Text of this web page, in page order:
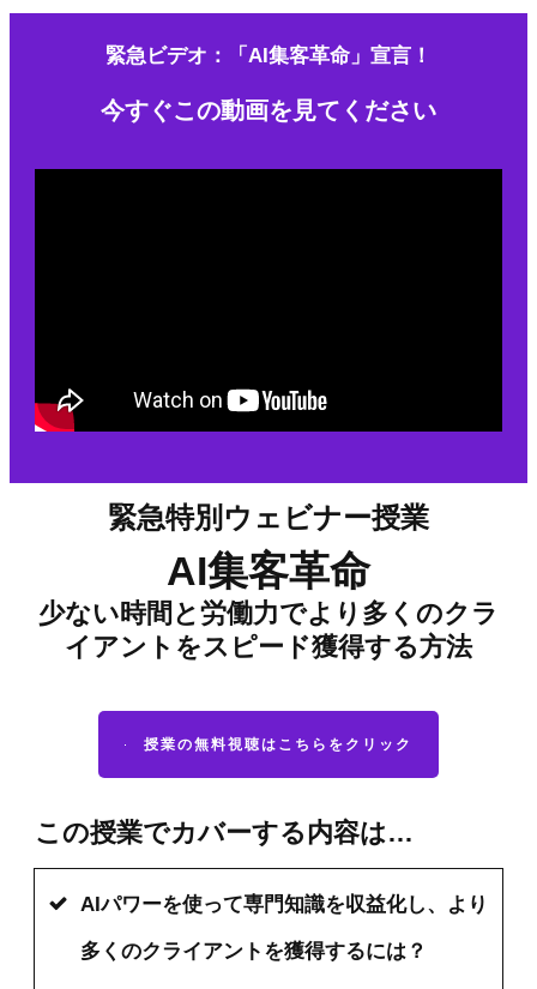
緊急ビデオ：「AI集客革命 」 宣言！
今すぐこの動画を見てください
緊急特別ウェビナー授業
AI集客革命
少ない時間と労働力でより多くのクラ
イアントをスピード獲得する方法
授業の無料視聴はこちらをクリック
この授業でカバーする内容は…
AIパワーを使って専門知識を収益化し、より
多くのクライアントを獲得するには？